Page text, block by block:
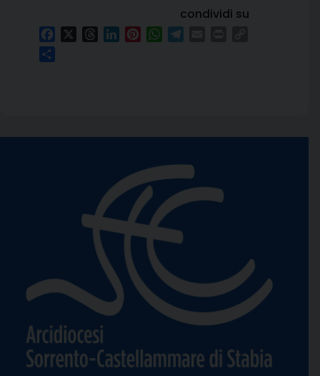
condividi su
FacebookThreadsLinkedInPinterestWhatsApp